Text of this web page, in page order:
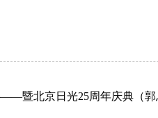
暨北京日光25周年庆典（郭